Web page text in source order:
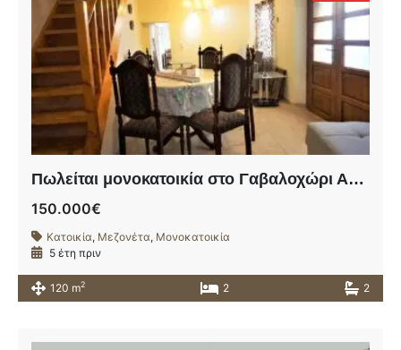
Πωλείται μονοκατοικία στο Γαβαλοχώρι Αποκορώνου.
150.000€
Κατοικία, Μεζονέτα, Μονοκατοικία
5 έτη πριν
120 m2 2 2